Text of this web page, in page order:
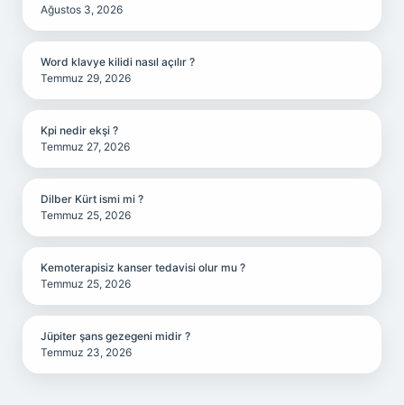
Ağustos 3, 2026
Word klavye kilidi nasıl açılır ?
Temmuz 29, 2026
Kpi nedir ekşi ?
Temmuz 27, 2026
Dilber Kürt ismi mi ?
Temmuz 25, 2026
Kemoterapisiz kanser tedavisi olur mu ?
Temmuz 25, 2026
Jüpiter şans gezegeni midir ?
Temmuz 23, 2026